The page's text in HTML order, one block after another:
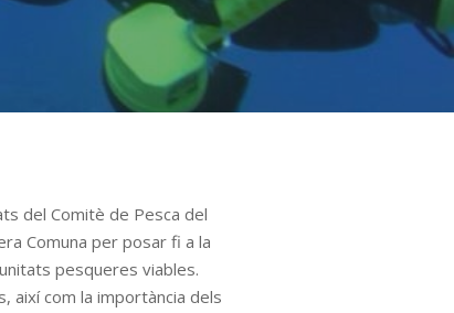
del Comitè de Pesca del
Comuna per posar fi a la
pesqueres viables.
així com la importància dels